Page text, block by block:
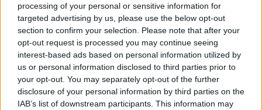
processing of your personal or sensitive information for
targeted advertising by us, please use the below opt-out
section to confirm your selection. Please note that after your
opt-out request is processed you may continue seeing
interest-based ads based on personal information utilized by
us or personal information disclosed to third parties prior to
your opt-out. You may separately opt-out of the further
disclosure of your personal information by third parties on the
IAB’s list of downstream participants. This information may
Πρωινή 5-8-2026
Ειδήσεις